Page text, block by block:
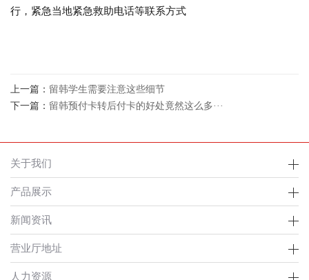
行，紧急当地紧急救助电话等联系方式
上一篇： 留韩学生需要注意这些细节
下一篇： 留韩预付卡转后付卡的好处竟然这么多···
关于我们
产品展示
新闻资讯
营业厅地址
人力资源